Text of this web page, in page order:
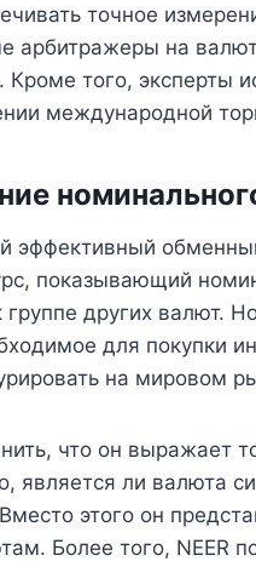
точное
арбитражеры на
Кроме того, эксперты
международной
эффективный
показывающий
других валют.
для покупки
на мировом
что он выражает
является ли валюта
этого он
Более того, NEER